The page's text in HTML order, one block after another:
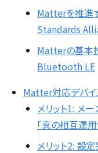
Matterを推進
Standards
Matterの基本
Bluetooth LE
Matter対応デバイ
メリット1: メ
「真の相互運用
メリット2: 設